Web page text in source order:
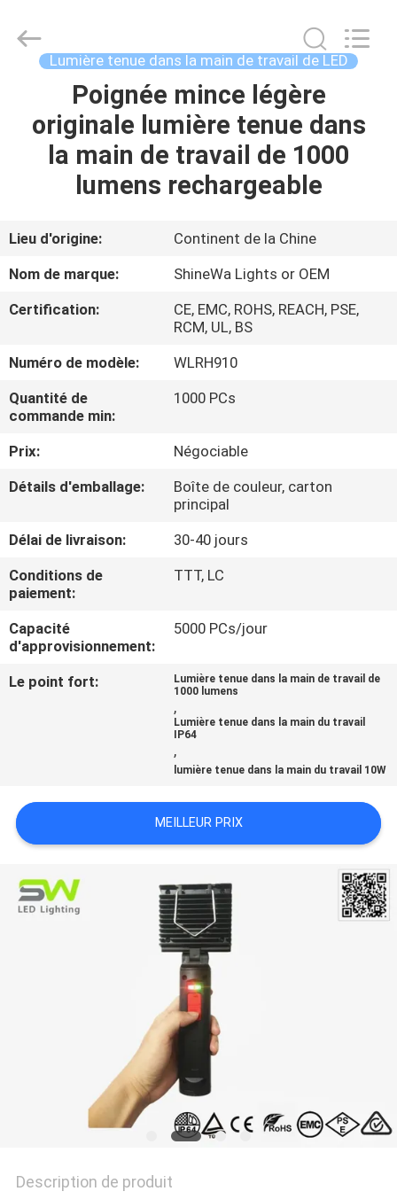
MAISON
VIDÉOS
À
PROPOS
DE
NOUS
DE
L'USINE
CONTRÔLE
DE
LA
QUALITÉ
NOUVELLES
LES
AFFAIRES
POLITIQUE
CONFIDENTIALITÉ
International
Trade
Lumière tenue dans la main de travail de LED
Poignée mince légère
originale lumière tenue dans
la main de travail de 1000
lumens rechargeable
Lieu d'origine:
Continent de la Chine
Nom de marque:
ShineWa Lights or OEM
Certification:
CE, EMC, ROHS, REACH, PSE,
RCM, UL, BS
Numéro de modèle:
WLRH910
Quantité de
commande min:
1000 PCs
Prix:
Négociable
Détails d'emballage:
Boîte de couleur, carton
principal
Délai de livraison:
30-40 jours
Conditions de
paiement:
TTT, LC
Capacité
d'approvisionnement:
5000 PCs/jour
Le point fort:
Lumière tenue dans la main de travail de
1000 lumens
,
Lumière tenue dans la main du travail
IP64
,
lumière tenue dans la main du travail 10W
MEILLEUR PRIX
Description de produit